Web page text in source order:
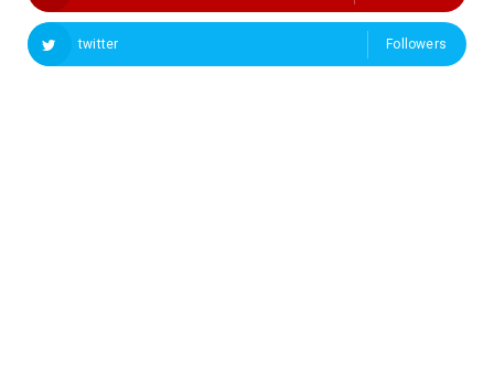
twitter Followers